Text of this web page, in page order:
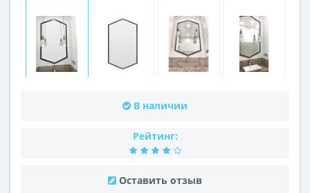
В наличии
Рейтинг:
Оставить отзыв